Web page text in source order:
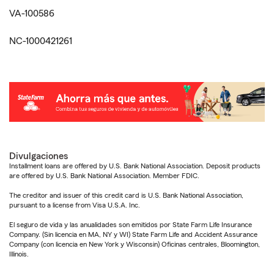
VA-100586
NC-1000421261
Divulgaciones
Installment loans are offered by U.S. Bank National Association. Deposit products
are offered by U.S. Bank National Association. Member FDIC.
The creditor and issuer of this credit card is U.S. Bank National Association,
pursuant to a license from Visa U.S.A. Inc.
El seguro de vida y las anualidades son emitidos por State Farm Life Insurance
Company. (Sin licencia en MA, NY y WI) State Farm Life and Accident Assurance
Company (con licencia en New York y Wisconsin) Oficinas centrales, Bloomington,
Illinois.